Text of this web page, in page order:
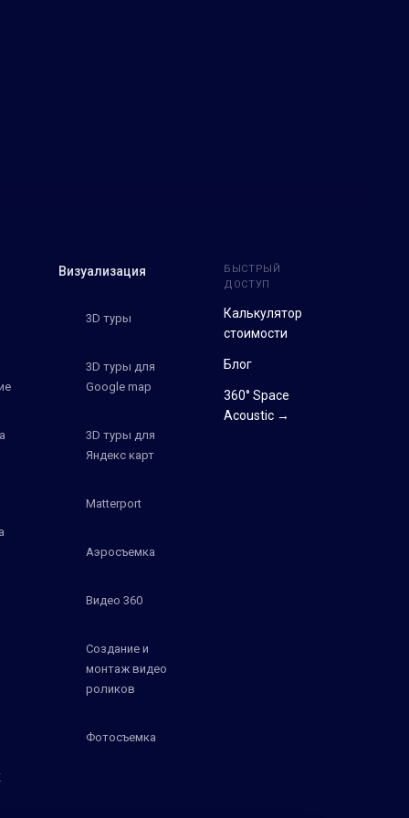
Визуализация
3D туры
3D туры для
Google map
3D туры для
Яндекс карт
Matterport
Аэросъемка
Видео 360
Создание и
монтаж видео
роликов
Фотосъемка
БЫСТРЫЙ
ДОСТУП
Калькулятор
стоимости
Блог
360° Space
Acoustic →